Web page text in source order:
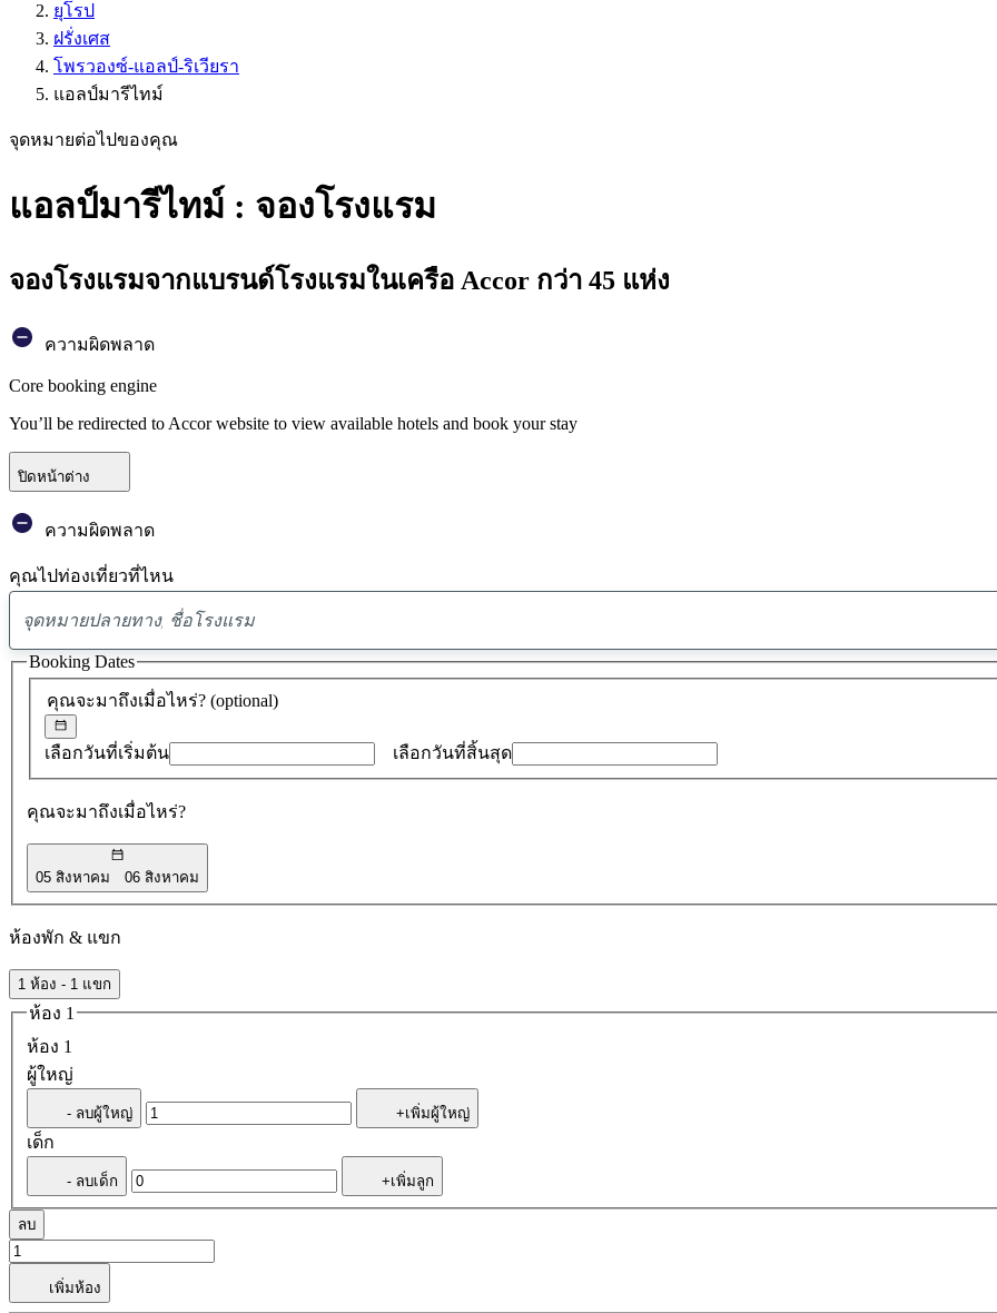
ยุโรป
ฝรั่งเศส
โพรวองซ์-แอลป์-ริเวียรา
แอลป์มารีไทม์
จุดหมายต่อไปของคุณ
แอลป์มารีไทม์ : จองโรงแรม
จองโรงแรมจากแบรนด์โรงแรมในเครือ Accor กว่า 45 แห่ง
ความผิดพลาด
Core booking engine
You’ll be redirected to Accor website to view available hotels and book your stay
ปิดหน้าต่าง
ความผิดพลาด
คุณไปท่องเที่ยวที่ไหน
ข้อ
เสนอ
คุณจะมาถึงเมื่อไหร่? (optional)
เลือกวันที่เริ่มต้น เลือกวันที่สิ้นสุด
คุณจะมาถึงเมื่อไหร่?
05 สิงหาคม 06 สิงหาคม
Booking Dates
ห้องพัก & แขก
1 ห้อง - 1 แขก
ห้อง 1
ห้อง 1
ผู้ใหญ่
- ลบผู้ใหญ่ +เพิ่มผู้ใหญ่
เด็ก
- ลบเด็ก +เพิ่มลูก
ลบ
เพิ่มห้อง